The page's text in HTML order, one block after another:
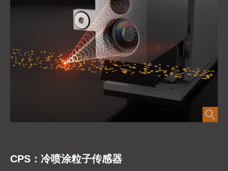
CPS：冷喷涂粒子传感器